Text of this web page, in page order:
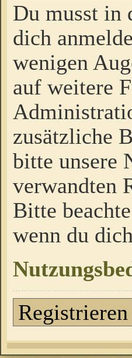
Du musst in
dich
wenigen
auf weitere
zusätzliche
bitte unsere
verwandten
Bitte
wenn du
Registrieren